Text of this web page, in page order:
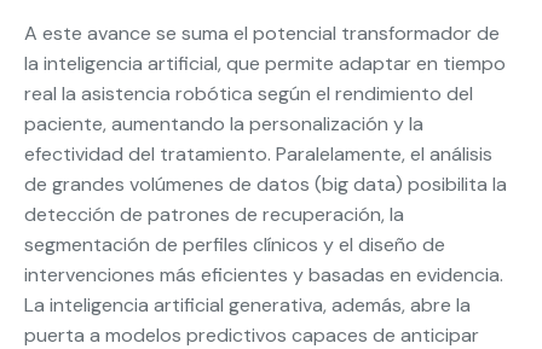
A este avance se suma el potencial transformador de
la inteligencia artificial, que permite adaptar en tiempo
real la asistencia robótica según el rendimiento del
paciente, aumentando la personalización y la
efectividad del tratamiento. Paralelamente, el análisis
de grandes volúmenes de datos (big data) posibilita la
detección de patrones de recuperación, la
segmentación de perfiles clínicos y el diseño de
intervenciones más eficientes y basadas en evidencia.
La inteligencia artificial generativa, además, abre la
puerta a modelos predictivos capaces de anticipar